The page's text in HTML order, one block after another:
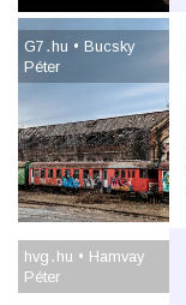
G7․hu • Bucsky
Péter
hvg․hu • Hamvay
Péter